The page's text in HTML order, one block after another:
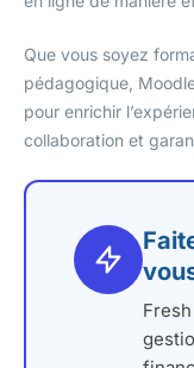
Que vous soyez
pédagogique,
pour enrichir
collaboration et